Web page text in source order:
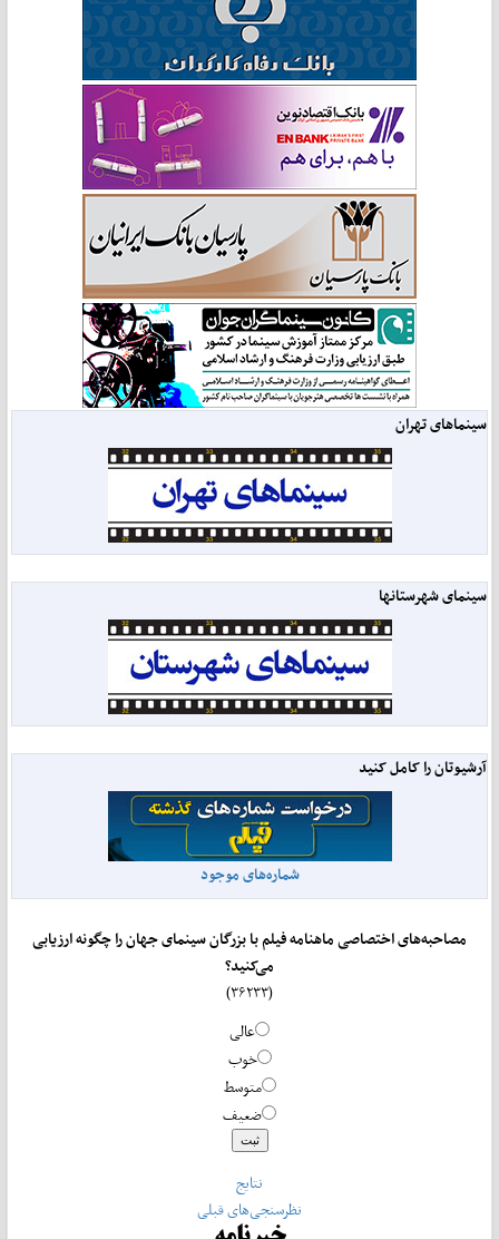
سینماهای تهران
سینمای شهرستانها
آرشیوتان را کامل کنید
شماره‌های موجود
مصاحبه‌های اختصاصی ماهنامه فیلم با بزرگان سینمای جهان را چگونه ارزیابی
می‌کنید؟
عالی
خوب
متوسط
ضعیف
نتایج
نظرسنجی‌های قبلی